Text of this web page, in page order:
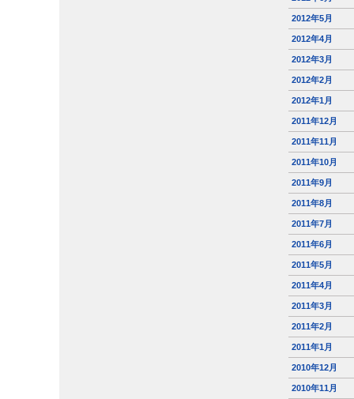
2012年5月
2012年4月
2012年3月
2012年2月
2012年1月
2011年12月
2011年11月
2011年10月
2011年9月
2011年8月
2011年7月
2011年6月
2011年5月
2011年4月
2011年3月
2011年2月
2011年1月
2010年12月
2010年11月